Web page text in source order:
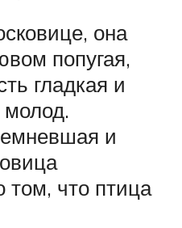
она
попугая,
гладкая и
молод.
и
том, что птица